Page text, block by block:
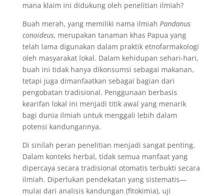
mana klaim ini didukung oleh penelitian ilmiah?
Buah merah, yang memiliki nama ilmiah Pandanus
conoideus, merupakan tanaman khas Papua yang
telah lama digunakan dalam praktik etnofarmakologi
oleh masyarakat lokal. Dalam kehidupan sehari-hari,
buah ini tidak hanya dikonsumsi sebagai makanan,
tetapi juga dimanfaatkan sebagai bagian dari
pengobatan tradisional. Penggunaan berbasis
kearifan lokal ini menjadi titik awal yang menarik
bagi dunia ilmiah untuk menggali lebih dalam
potensi kandungannya.
Di sinilah peran penelitian menjadi sangat penting.
Dalam konteks herbal, tidak semua manfaat yang
dipercaya secara tradisional otomatis terbukti secara
ilmiah. Diperlukan pendekatan yang sistematis—
mulai dari analisis kandungan (fitokimia), uji